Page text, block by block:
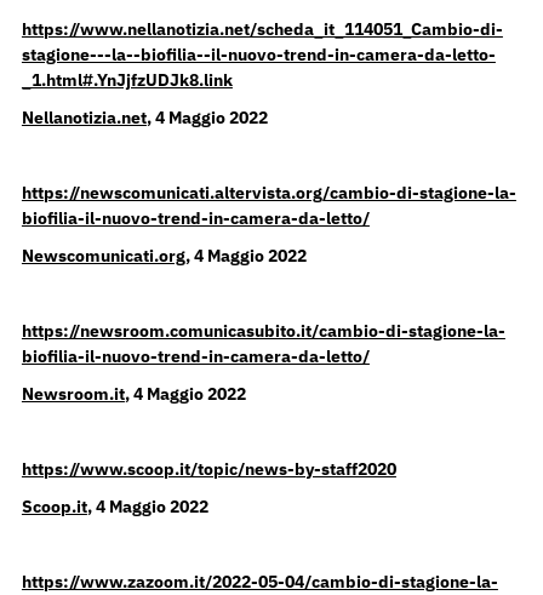
https://www.nellanotizia.net/scheda_it_114051_Cambio-di-
stagione---la--biofilia--il-nuovo-trend-in-camera-da-letto-
_1.html#.YnJjfzUDJk8.link
Nellanotizia.net, 4 Maggio 2022
https://newscomunicati.altervista.org/cambio-di-stagione-la-
biofilia-il-nuovo-trend-in-camera-da-letto/
Newscomunicati.org, 4 Maggio 2022
https://newsroom.comunicasubito.it/cambio-di-stagione-la-
biofilia-il-nuovo-trend-in-camera-da-letto/
Newsroom.it, 4 Maggio 2022
https://www.scoop.it/topic/news-by-staff2020
Scoop.it, 4 Maggio 2022
https://www.zazoom.it/2022-05-04/cambio-di-stagione-la-